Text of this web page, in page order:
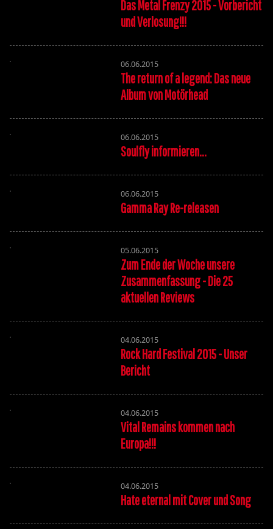
Das Metal Frenzy 2015 - Vorbericht
und Verlosung!!!
06.06.2015
The return of a legend: Das neue
Album von Motörhead
06.06.2015
Soulfly informieren...
06.06.2015
Gamma Ray Re-releasen
05.06.2015
Zum Ende der Woche unsere
Zusammenfassung - Die 25
aktuellen Reviews
04.06.2015
Rock Hard Festival 2015 - Unser
Bericht
04.06.2015
Vital Remains kommen nach
Europa!!!
04.06.2015
Hate eternal mit Cover und Song